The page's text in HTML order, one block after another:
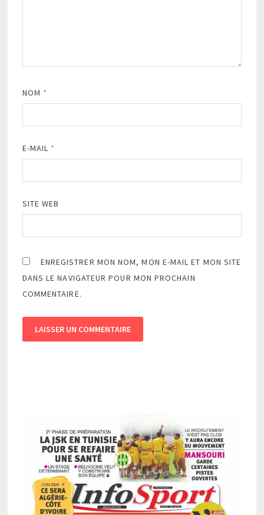
NOM *
E-MAIL *
SITE WEB
ENREGISTRER MON NOM, MON E-MAIL ET MON SITE
DANS LE NAVIGATEUR POUR MON PROCHAIN
COMMENTAIRE.